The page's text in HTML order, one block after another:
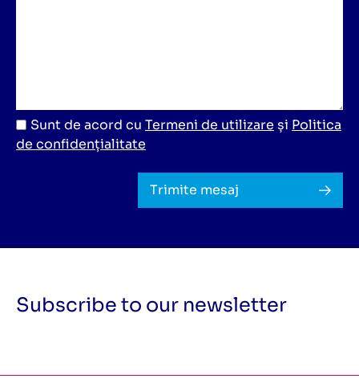
Sunt de acord cu Termeni de utilizare și Politica
de confidențialitate
Trimite mesaj
Subscribe to our newsletter